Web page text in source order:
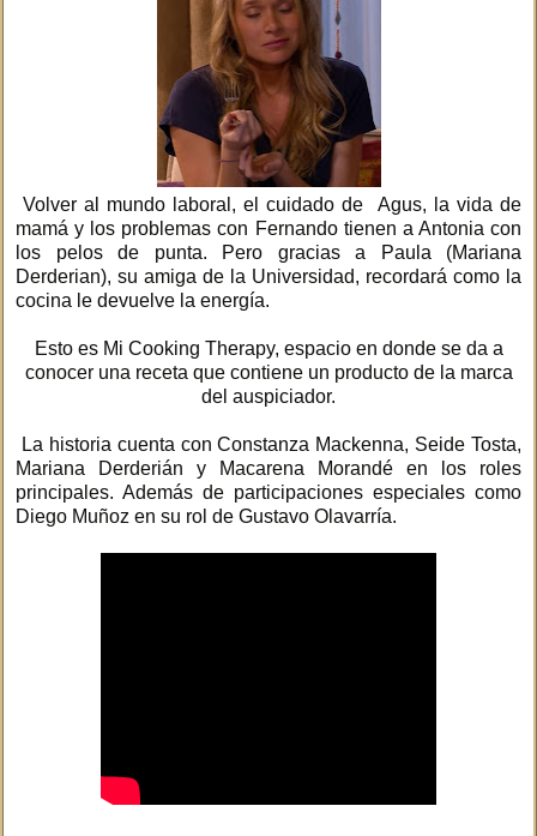
Volver al mundo laboral, el cuidado de Agus, la vida de
mamá y los problemas con Fernando tienen a Antonia con
los pelos de punta. Pero gracias a Paula (Mariana
Derderian), su amiga de la Universidad, recordará como la
cocina le devuelve la energía.
Esto es Mi Cooking Therapy, espacio en donde se da a
conocer una receta que contiene un producto de la marca
del auspiciador.
La historia cuenta con Constanza Mackenna, Seide Tosta,
Mariana Derderián y Macarena Morandé en los roles
principales. Además de participaciones especiales como
Diego Muñoz en su rol de Gustavo Olavarría.